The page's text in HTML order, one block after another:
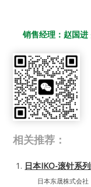
销售经理：赵国进
相关推荐：
日本IKO-滚针系
日本东晟株式会社